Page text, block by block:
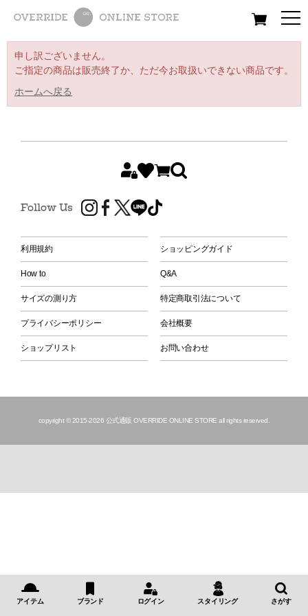
All Women Men
申し訳ございません。
ご指定の商品は販売終了か、ただ今お取扱いできない商品です。
ホームへ戻る
Follow Us
利用規約 ショッピングガイド
How to Q&A
サイズの測り方 特定商取引法について
プライバシーポリシー 会社概要
ショップリスト お問い合わせ
copyright © 2015-2026 公式通販 OVERRIDE ONLINE STORE all rights reserved.
アイテム ブランド ログイン スタイリング さがす